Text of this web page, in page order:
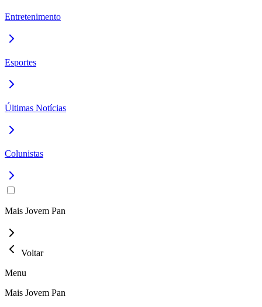
Entretenimento
Esportes
Últimas Notícias
Colunistas
Mais Jovem Pan
Voltar
Menu
Mais Jovem Pan